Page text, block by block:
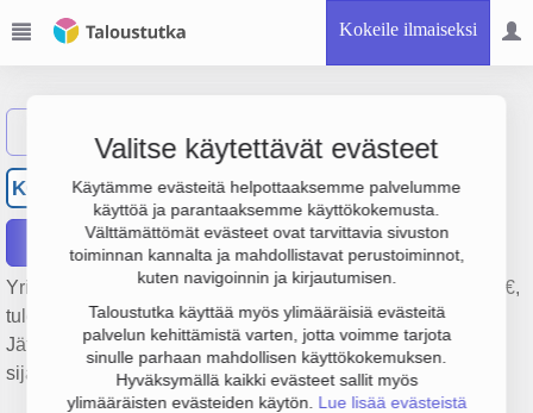
Kokeile ilmaiseksi
Valitse käytettävät evästeet
Käytämme evästeitä helpottaaksemme palvelumme
käyttöä ja parantaaksemme käyttökokemusta.
Välttämättömät evästeet ovat tarvittavia sivuston
toiminnan kannalta ja mahdollistavat perustoiminnot,
kuten navigoinnin ja kirjautumisen.
Taloustutka käyttää myös ylimääräisiä evästeitä
palvelun kehittämistä varten, jotta voimme tarjota
sinulle parhaan mahdollisen käyttökokemuksen.
Hyväksymällä kaikki evästeet sallit myös
ylimääräisten evästeiden käytön. Lue lisää evästeistä
KO Kannon-Romu Osakeyhtiö
Raportit
Yrityksen Kannon-Romu Osakeyhtiö liikevaihto on 4.7 milj. €,
tulos 489 000 € ja henkilöstömäärä 4. Sen päätoimiala on
Jätteen ja romun tukkukauppa, perustamisvuosi 1978 ja
sijainti Helsinki. Yrityksen yhtiömuoto Osakeyhtiö (OY).